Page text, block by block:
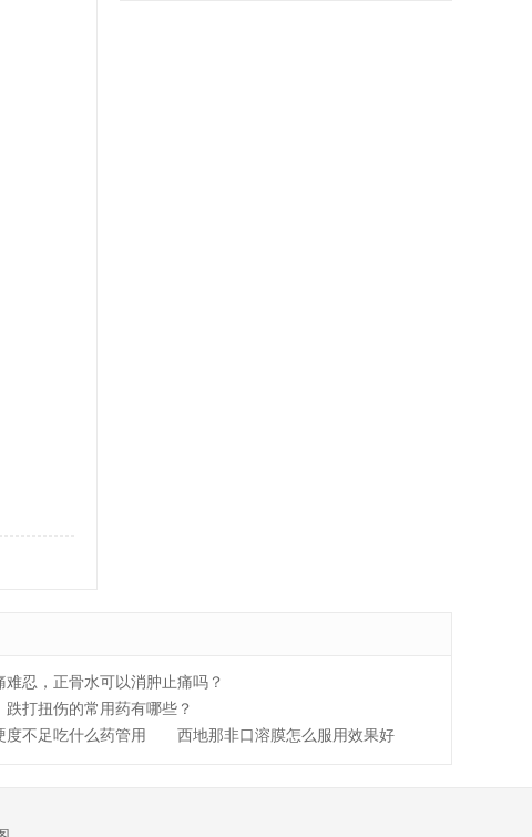
难忍，正骨水可以消肿止痛吗？
跌打扭伤的常用药有哪些？
度不足吃什么药管用 西地那非口溶膜怎么服用效果好